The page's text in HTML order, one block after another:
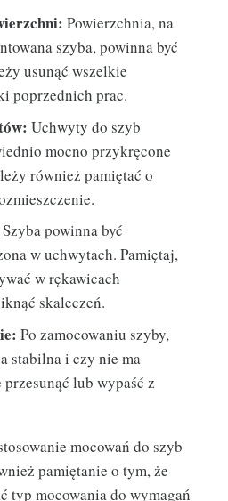
Powierzchnia, na
szyba, powinna być
usunąć wszelkie
poprzednich prac.
Uchwyty do szyb
mocno przykręcone
również pamiętać o
Szyba powinna być
w uchwytach. Pamiętaj,
w rękawicach
skaleczeń.
Po zamocowaniu szyby,
stabilna i czy nie ma
lub wypaść z
mocowań do szyb
pamiętanie o tym, że
typ mocowania do wymagań